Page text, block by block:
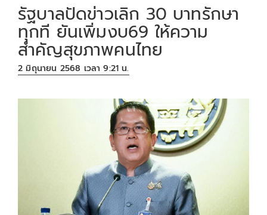
รัฐบาลปัดข่าวเลิก 30 บาทรักษา
ทุกที ยันเพิ่มงบ69 ให้ความ
สำคัญสุขภาพคนไทย
2 มิถุนายน 2568 เวลา 9:21 น.